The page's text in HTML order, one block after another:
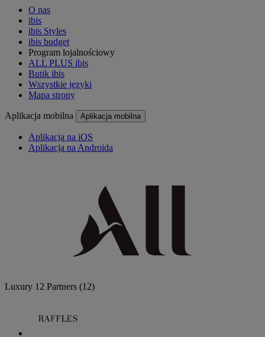
O nas
ibis
ibis Styles
ibis budget
Program lojalnościowy
ALL PLUS ibis
Butik ibis
Wszystkie języki
Mapa strony
Aplikacja mobilna Aplikacja mobilna
Aplikacja na iOS
Aplikacja na Androida
Luxury 12 Partners (12)